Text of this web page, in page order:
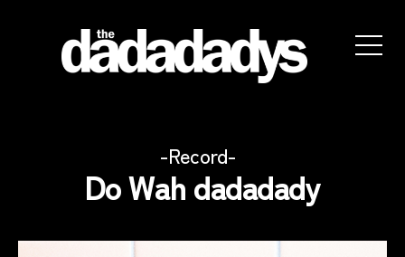
カ
テ
ゴ
Record
Do Wah dadadady